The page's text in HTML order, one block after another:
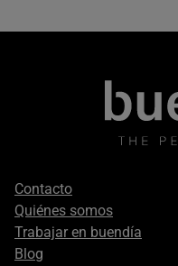
Footer
secondary
Contacto
Quiénes somos
Trabajar en buendía
Blog